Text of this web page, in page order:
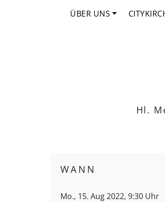
ÜBER UNS
Hl.
WANN
Mo., 15. Aug 2022, 9:30 Uhr